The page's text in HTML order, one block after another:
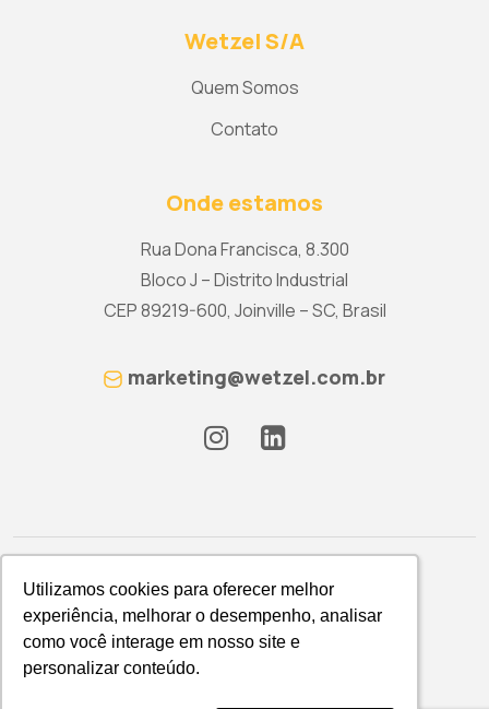
Utilizamos cookies para oferecer melhor
experiência, melhorar o desempenho, analisar
como você interage em nosso site e
personalizar conteúdo.
Utilizamos cookies para oferecer melhor
experiência, melhorar o desempenho, analisar
como você interage em nosso site e
personalizar conteúdo.
Wetzel S/A
Quem Somos
Contato
Onde estamos
Rua Dona Francisca, 8.300
Bloco J – Distrito Industrial
CEP 89219-600, Joinville – SC, Brasil
marketing@wetzel.com.br
Política de Privacidade